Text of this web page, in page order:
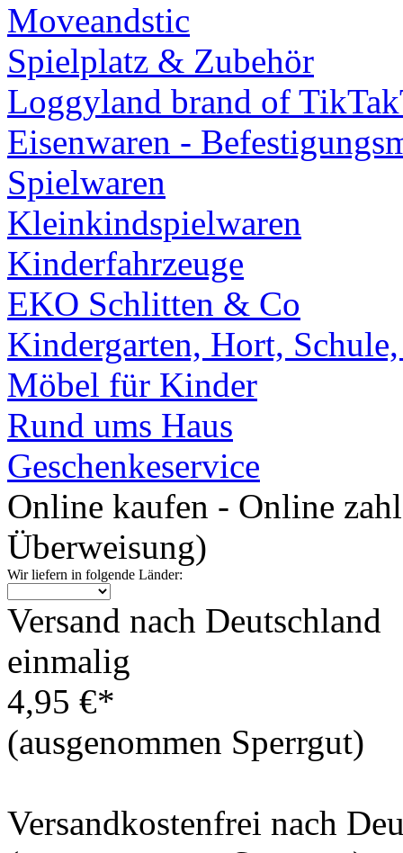
Moveandstic
Spielplatz & Zubehör
Loggyland brand of
Eisenwaren -
Spielwaren
Kleinkindspielwaren
Kinderfahrzeuge
EKO Schlitten & Co
Kindergarten, Hort,
Möbel für Kinder
Rund ums Haus
Geschenkeservice
Online kaufen - Online
Überweisung)
Wir liefern in folgende Länder:
Versand nach Deutschland
einmalig
4,95 €*
(ausgenommen Sperrgut)
Versandkostenfrei nach